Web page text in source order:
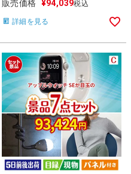
販売価格 ¥94,039税込
詳細を見る